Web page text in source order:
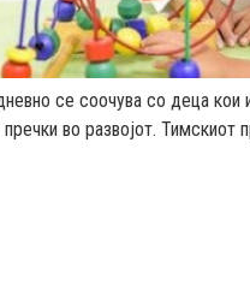
се соочува со деца
во развојот.